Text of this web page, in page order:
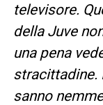
televisore.
della Juve
una pena
stracittadine.
sanno